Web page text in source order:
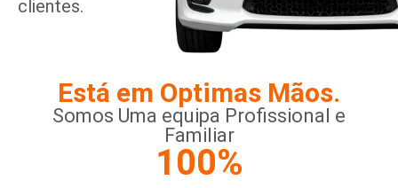
clientes.
Está em Optimas Mãos.
Somos Uma equipa Profissional e
Familiar
100%